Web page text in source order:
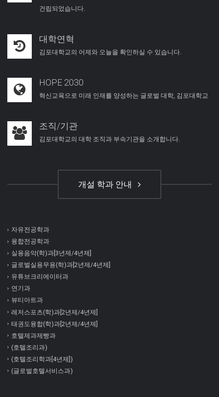
건립되었습니다.
대학연혁
김포대학교의 어제와 오늘을 확인하실 수 있습니다.
HOPE 2030
혁신교육으로 미래 인재를 양성하는 글로벌 대학, 김포대학교
조직/기관
김포대학교의 대학 조직과 부속기관을 소개합니다.
개설 학과 안내
자유전공학과
융합전공학과
실용음악(학)과[3년제/4년제]
글로벌실용무용(학)과[2년제/4년제]
유튜브크리에이터과
연기과
뷰티아트과
레저스포츠(학)과[2년제/4년제]
태권도융합(학)과[2년제/4년제]
호텔제과제빵과
(호텔조리과)
(호텔조리학과[4년제])
(글로벌호텔서비스과)